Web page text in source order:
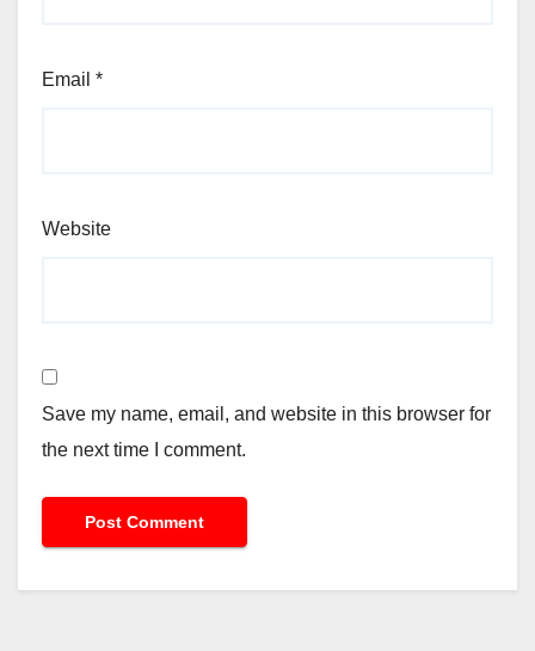
Email *
Website
Save my name, email, and website in this browser for
the next time I comment.